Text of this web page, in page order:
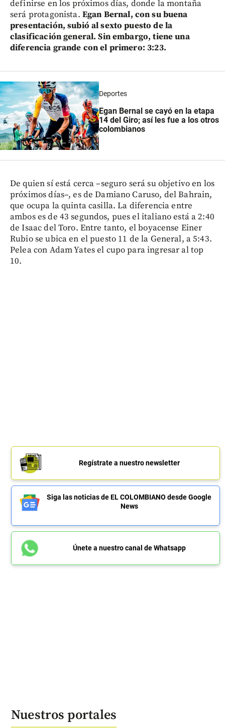
definirse en los próximos días, donde la montaña
será protagonista. Egan Bernal, con su buena
presentación, subió al sexto puesto de la
clasificación general. Sin embargo, tiene una
diferencia grande con el primero: 3:23.
Deportes
Egan Bernal se cayó en la etapa
14 del Giro; así les fue a los otros
colombianos
De quien sí está cerca –seguro será su objetivo en los
próximos días–, es de Damiano Caruso, del Bahrain,
que ocupa la quinta casilla. La diferencia entre
ambos es de 43 segundos, pues el italiano está a 2:40
de Isaac del Toro. Entre tanto, el boyacense Einer
Rubio se ubica en el puesto 11 de la General, a 5:43.
Pelea con Adam Yates el cupo para ingresar al top
10.
Regístrate a nuestro newsletter
Siga las noticias de EL COLOMBIANO desde Google
News
Únete a nuestro canal de Whatsapp
Nuestros portales